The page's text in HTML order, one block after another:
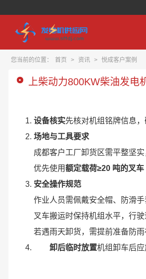
您当前的位置： 首页 > 资讯 > 悦成客户案例
上柴动力800KW柴油发
设备核实先核对机组铭牌信息
场地与工具要求
成都客户工厂卸货区需平整坚
优先使用额定载荷≥20 吨的叉车
安全操作规范
作业人员需佩戴安全帽、防滑
叉车搬运时保持机组水平，行
若遇雨天卸货，需提前准备防
卸后临时放置机组卸车后